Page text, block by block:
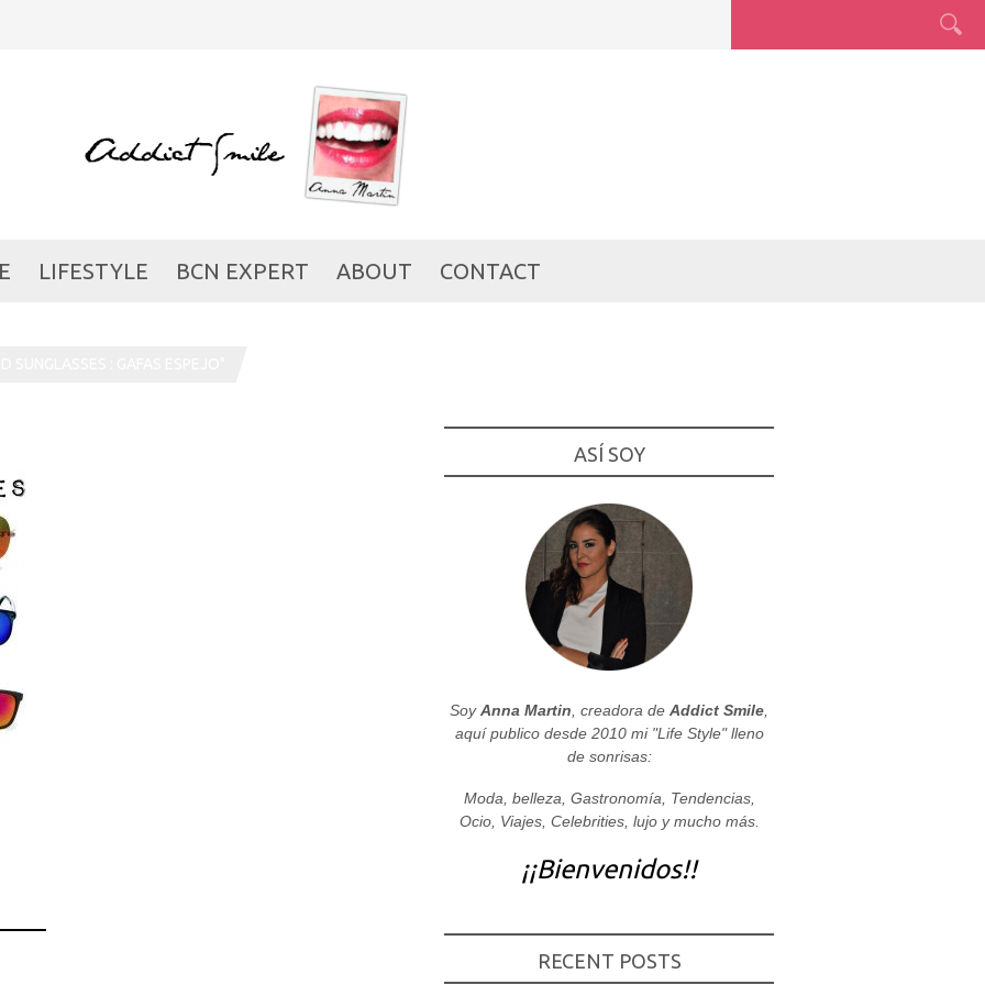
LIFESTYLE BCN EXPERT ABOUT CONTACT
ASÍ SOY
SoyAnna Martin , creadora de Addict Smile
aquí publico desde 2010 mi "Life Style" lleno
de sonrisas:
Moda, belleza, Gastronomía, Tendencias,
Ocio, Viajes, Celebrities, lujo y mucho más.
¡¡Bienvenidos!!
RECENT POSTS